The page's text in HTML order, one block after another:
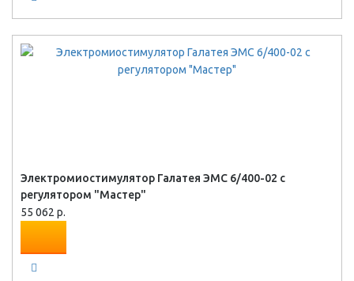
Электромиостимулятор Галатея ЭМС 6/400-02 с
регулятором "Мастер"
55 062 р.